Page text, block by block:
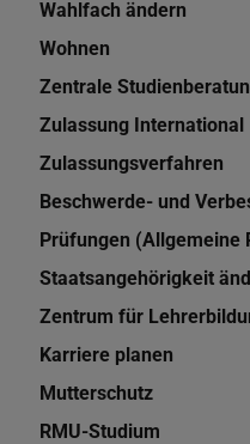
Wahlfach ändern
Wohnen
Zentrale
Zulassung International
Zulassungsverfahren
Beschwerde- und
Prüfungen (Allgemeine
Staatsangehörigkeit
Zentrum für
Karriere planen
Mutterschutz
RMU-Studium